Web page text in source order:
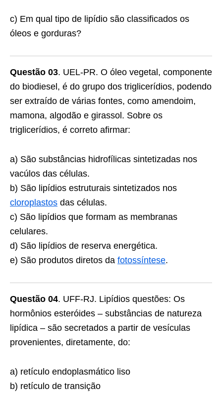
c) Em qual tipo de lipídio são classificados os
óleos e gorduras?
Questão 03. UEL-PR. O óleo vegetal, componente
do biodiesel, é do grupo dos triglicerídios, podendo
ser extraído de várias fontes, como amendoim,
mamona, algodão e girassol. Sobre os
triglicerídios, é correto afirmar:
a) São substâncias hidrofílicas sintetizadas nos
vacúlos das células.
b) São lipídios estruturais sintetizados nos
cloroplastos das células.
c) São lipídios que formam as membranas
celulares.
d) São lipídios de reserva energética.
e) São produtos diretos da fotossíntese.
Questão 04. UFF-RJ. Lipídios questões: Os
hormônios esteróides – substâncias de natureza
lipídica – são secretados a partir de vesículas
provenientes, diretamente, do:
a) retículo endoplasmático liso
b) retículo de transição